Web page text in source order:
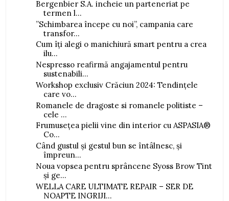
Bergenbier S.A. incheie un parteneriat pe
termen l...
”Schimbarea începe cu noi”, campania care
transfor...
Cum îți alegi o manichiură smart pentru a crea
ilu...
Nespresso reafirmă angajamentul pentru
sustenabili...
Workshop exclusiv Crăciun 2024: Tendințele
care vo...
Romanele de dragoste si romanele politiste –
cele ...
Frumusețea pielii vine din interior cu ASPASIA®
Co...
Când gustul și gestul bun se întâlnesc, și
împreun...
Noua vopsea pentru sprâncene Syoss Brow Tint
și ge...
WELLA CARE ULTIMATE REPAIR – SER DE
NOAPTE INGRIJI...